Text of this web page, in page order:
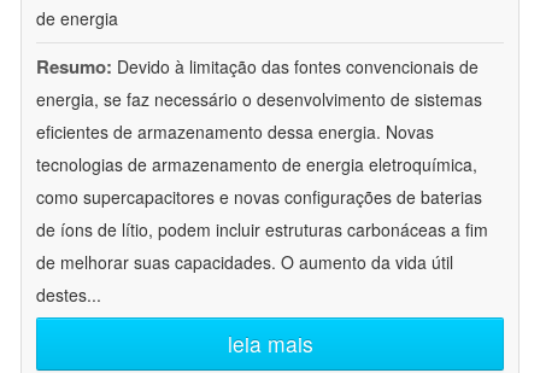
de energia
Resumo: Devido à limitação das fontes convencionais de
energia, se faz necessário o desenvolvimento de sistemas
eficientes de armazenamento dessa energia. Novas
tecnologias de armazenamento de energia eletroquímica,
como supercapacitores e novas configurações de baterias
de íons de lítio, podem incluir estruturas carbonáceas a fim
de melhorar suas capacidades. O aumento da vida útil
destes...
leia mais